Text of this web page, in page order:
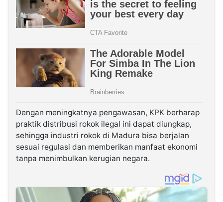
Dengan meningkatnya pengawasan, KPK berharap
praktik distribusi rokok ilegal ini dapat diungkap,
sehingga industri rokok di Madura bisa berjalan
sesuai regulasi dan memberikan manfaat ekonomi
tanpa menimbulkan kerugian negara.